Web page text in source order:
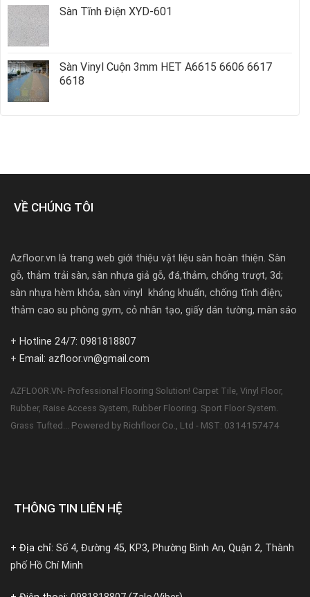
Sàn Tĩnh Điện XYD-601
Sàn Vinyl Cuộn 3mm HET A6615 6606 6617
6618
VỀ CHÚNG TÔI
Azfloor.vn là trang web giới thiệu vật liệu sàn hoàn thiện. Sàn
gỗ, thảm trải sàn, sàn nhựa giả gỗ, đá,thảm, chống trượt, 3d;
sàn nhựa hèm khóa, sàn vinyl kháng khuẩn, chống tĩnh điện;
thảm cao su phòng gym, cỏ nhân tạo, giấy dán tường, màn sáo
+ Hotline 24/7: 0981818807
+ Email: azfloor.vn@gmail.com
AZFLOOR.VN- Professional Flooring Solution! Carpet Tile, Vinyl Floor,
Rubber, Raise Access System, Rubber Flooring. Sport Floor System.
Grass Tufted... Powered by Richfloor Co., Ltd - MST: 0314157474
THÔNG TIN LIÊN HỆ
+ Địa chỉ: Số 4, Đường 45, KP3, Phường Bình An, Quận 2, Thành
phố Hồ Chí Minh